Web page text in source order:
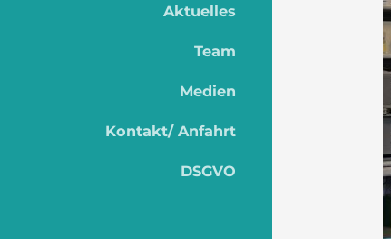
Aktuelles
Team
Medien
Kontakt/ Anfahrt
DSGVO